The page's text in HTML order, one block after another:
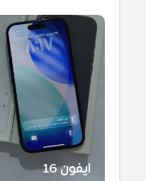
ايفون 16